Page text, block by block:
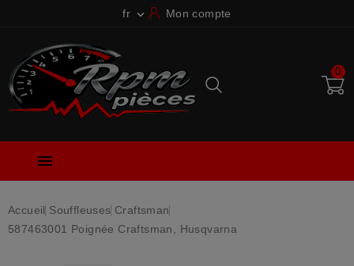
fr  Mon compte
0

Accueil Souffleuses Craftsman
587463001 Poignée Craftsman, Husqvarna